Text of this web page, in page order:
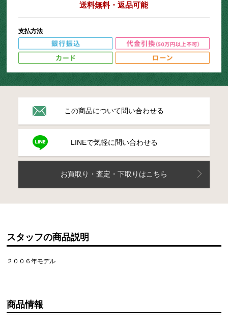
送料無料・返品可能
支払方法
この商品について問い合わせる
LINEで気軽に問い合わせる
お買取り・査定・下取りはこちら
スタッフの商品説明
２００６年モデル
商品情報